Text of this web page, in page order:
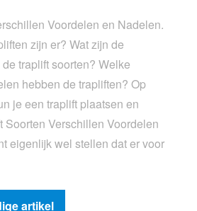
Voordelen en Nadelen.
zijn er? Wat zijn de
traplift soorten? Welke
hebben de trapliften? Op
je een traplift plaatsen en
Soorten Verschillen Voordelen
eigenlijk wel stellen dat er voor
artikel